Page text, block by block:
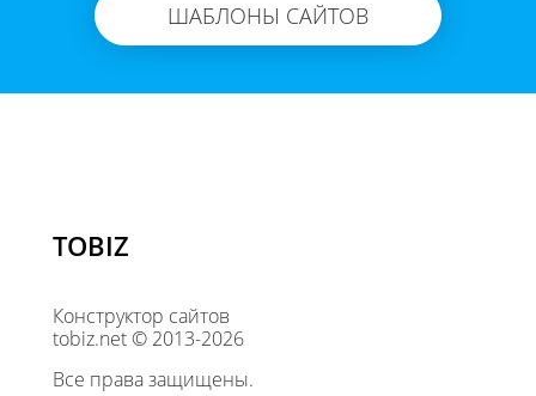
ШАБЛОНЫ САЙТОВ
TOBIZ
Конструктор сайтов
tobiz.net © 2013-2026
Все права защищены.